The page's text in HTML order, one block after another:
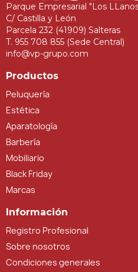
Parque Empresarial "Los
C/ Castilla y León
Parcela 232 (41909) Salteras
T. 955 708 855 (Sede Central)
info@vp-grupo.com
Productos
Peluquería
Estética
Aparatología
Barbería
Mobiliario
Black Friday
Marcas
Información
Registro Profesional
Sobre nosotros
Condiciones generales